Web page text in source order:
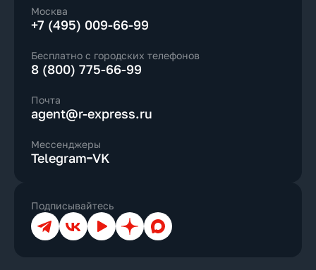
Москва
+7 (495) 009-66-99
Бесплатно с городских телефонов
8 (800) 775-66-99
Почта
agent@r-express.ru
Мессенджеры
Telegram VK
Подписывайтесь
ТелеграмВКонтакте
YouTubeДзен Max